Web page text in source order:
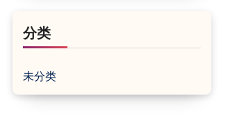
分类
未分类